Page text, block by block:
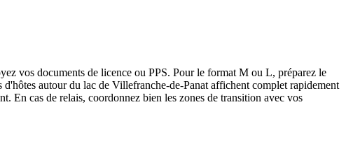
vos documents de licence ou PPS. Pour le format M ou L, préparez le
autour du lac de Villefranche-de-Panat affichent complet rapidement
En cas de relais, coordonnez bien les zones de transition avec vos